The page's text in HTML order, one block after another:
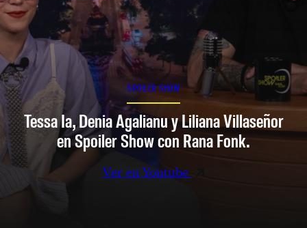
SPOILER SHOW
Tessa Ia, Denia Agalianu y Liliana Villaseñor
en Spoiler Show con Rana Fonk.
Ver en Youtube